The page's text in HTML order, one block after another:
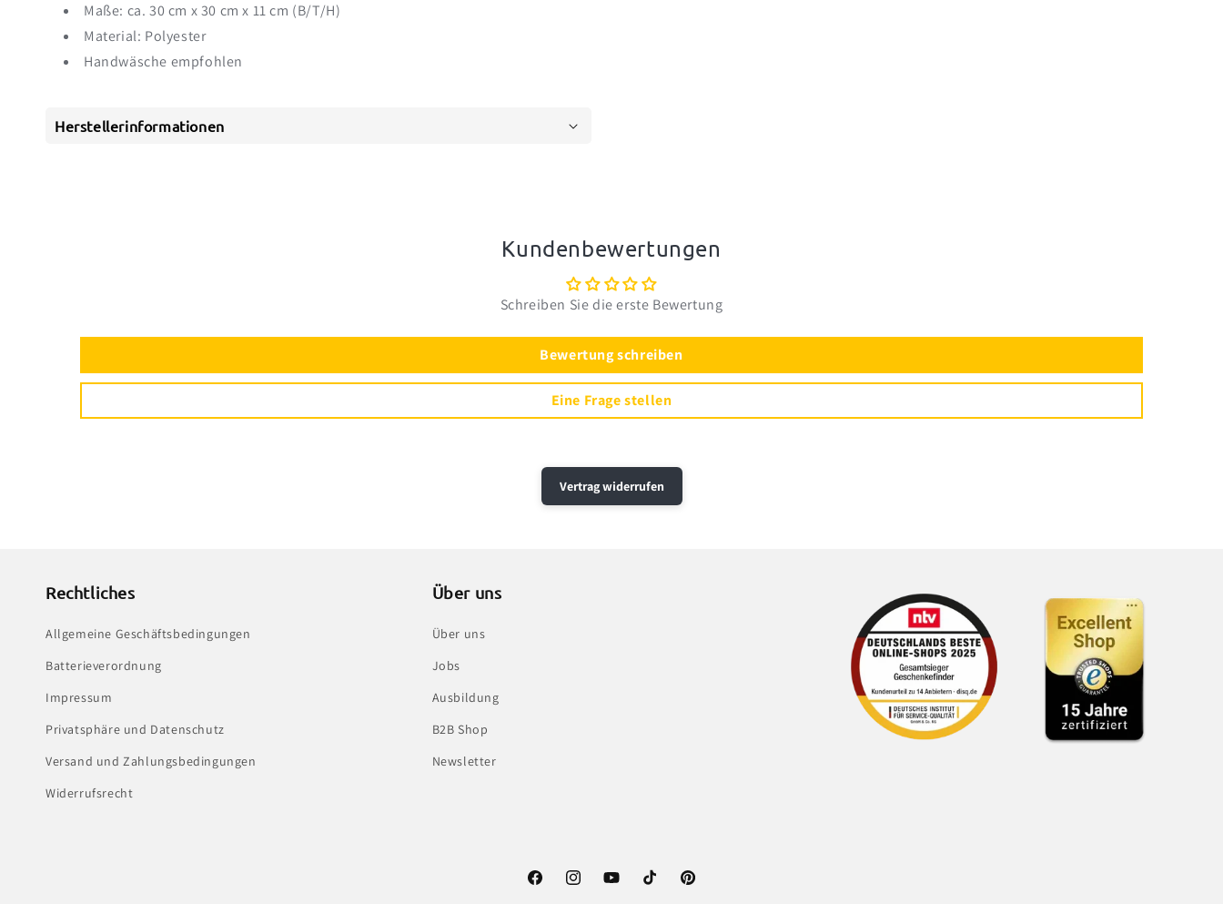
Maße: ca. 30 cm x 30 cm x 11 cm (B/T/H)
Material: Polyester
Handwäsche empfohlen
Herstellerinformationen
Kundenbewertungen
Schreiben Sie die erste Bewertung
Bewertung schreiben
Eine Frage stellen
Vertrag widerrufen
Rechtliches
Allgemeine Geschäftsbedingungen
Batterieverordnung
Impressum
Privatsphäre und Datenschutz
Versand und Zahlungsbedingungen
Widerrufsrecht
Über uns
Über uns
Jobs
Ausbildung
B2B Shop
Newsletter
FacebookInstagramYouTubeTikTok Pinterest